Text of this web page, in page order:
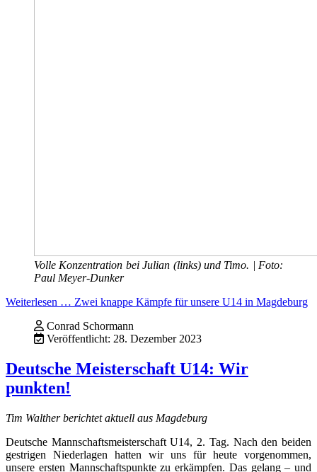
Volle Konzentration bei Julian (links) und Timo. | Foto:
Paul Meyer-Dunker
Weiterlesen … Zwei knappe Kämpfe für unsere U14 in Magdeburg
Conrad Schormann
Veröffentlicht: 28. Dezember 2023
Deutsche Meisterschaft U14: Wir
punkten!
Tim Walther berichtet aktuell aus Magdeburg
Deutsche Mannschaftsmeisterschaft U14, 2. Tag. Nach den beiden
gestrigen Niederlagen hatten wir uns für heute vorgenommen,
unsere ersten Mannschaftspunkte zu erkämpfen. Das gelang – und